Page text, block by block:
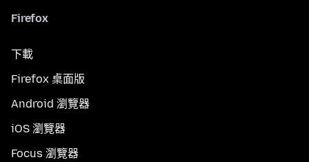
Firefox
下載
Firefox 桌面版
Android 瀏覽器
iOS 瀏覽器
Focus 瀏覽器